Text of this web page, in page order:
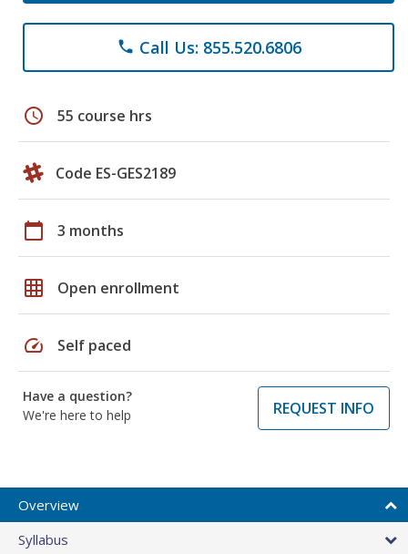
phone Call Us: 855.520.6806
schedule 55 course hrs
Code ES-GES2189
calendar_today 3 months
grid_on Open enrollment
speed Self paced
Have a question?
We're here to help
REQUEST INFO
Overview
Syllabus